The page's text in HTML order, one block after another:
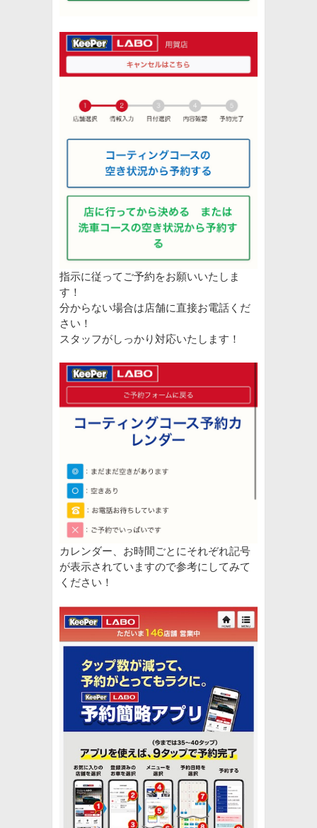
指示に従ってご予約をお願いいたしま
す！
分からない場合は店舗に直接お電話くだ
さい！
スタッフがしっかり対応いたします！
カレンダー、お時間ごとにそれぞれ記号
が表示されていますので参考にしてみて
ください！